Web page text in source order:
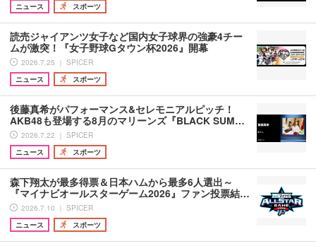
ニュース
スポーツ
読売ジャイアンツ女子など国内女子球界の強豪4チー
ムが激突！『女子野球Gタウン杯2026』開幕
2026.7.25 ｜ SPICER
ニュース
スポーツ
後藤真希がパフォーマンス&セレモニアルピッチ！
AKB48も登場する8月のマリーンズ『BLACK SUM…
2026.7.22 ｜ SPICER
ニュース
スポーツ
森下翔太が最多得票＆日本ハムから最多6人選出～
『マイナビオールスターゲーム2026』ファン投票結…
2026.7.10 ｜ SPICER
ニュース
スポーツ